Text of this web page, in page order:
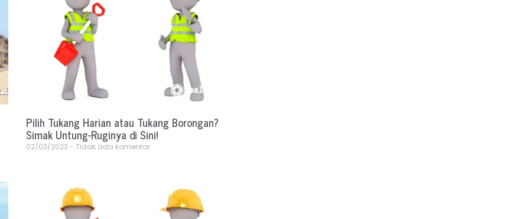
Pilih Tukang Harian atau Tukang Borongan?
Simak Untung-Ruginya di Sini!
02/03/2023 Tidak ada komentar